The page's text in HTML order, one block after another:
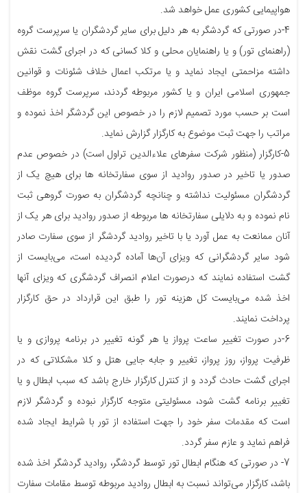
هواپیمایی کشوری عمل خواهد شد.
4-در صورتی که گردشگر به هر دلیل برای سایر گردشگران یا سرپرست گروه
(راهنمای تور) و یا راهنمایان محلی و کلا کسانی که در اجرای گشت نقش
داشته مزاحمتی ایجاد نماید و یا مرتکب اعمال خلاف شئونات و قوانین
جمهوری اسلامی ایران و یا کشور مربوطه گردند، سرپرست گروه موظف
است بر حسب مورد تصمیم لازم را در خصوص این گردشگر اخذ نموده و
مراتب را جهت ثبت موضوع به کارگزار گزارش نماید.
5-کارگزار (منظور شرکت سفرهای علاءالدین تراول است) در خصوص عدم
صدور یا تاخیر در صدور روادید از سوی سفارتخانه ها برای هیچ یک از
گردشگران مسئولیت نداشته و چنانچه گردشگران به صورت گروهی ثبت
نام نموده و به دلایلی سفارتخانه ها مربوطه از صدور روادید برای هر یک از
آنان ممانعت به عمل آورد یا با تاخیر روادید گردشگر از سوی سفارت صادر
شود سایر گردشگرانی که ویزای آن‌ها آماده گردیده است، می‌بایست از
گشت استفاده نمایند که درصورت اعلام انصراف گردشگری که ویزای آنها
اخذ شده می‌بایست کل هزینه تور را طبق این قرارداد در حق کارگزار
پرداخت نمایند.
6-در صورت تغییر ساعت پرواز یا هر گونه تغییر در برنامه پروازی و یا
ظرفیت پرواز، روز پرواز، تغییر و جابه جایی هتل و کلا مشکلاتی که در
اجرای گشت حادث گردد و از کنترل کارگزار خارج باشد که سبب ابطال و یا
تغییر برنامه گشت شود، مسئولیتی متوجه کارگزار نبوده و گردشگر لازم
است که مقدمات سفر خود را جهت استفاده از تور با شرایط ایجاد شده
فراهم نماید و عازم سفر گردد.
7- در صورتی که هنگام ابطال تور توسط گردشگر، روادید گردشگر اخذ شده
باشد، کارگزار می‌تواند نسبت به ابطال روادید مربوطه توسط مقامات سفارت